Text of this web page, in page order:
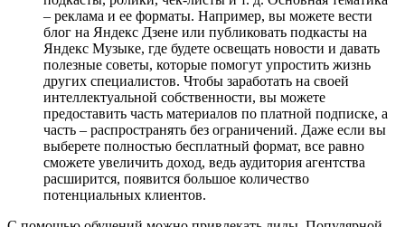
– реклама и ее форматы. Например, вы можете вести
блог на Яндекс Дзене или публиковать подкасты на
Яндекс Музыке, где будете освещать новости и давать
полезные советы, которые помогут упростить жизнь
других специалистов. Чтобы заработать на своей
интеллектуальной собственности, вы можете
предоставить часть материалов по платной подписке, а
часть – распространять без ограничений. Даже если вы
выберете полностью бесплатный формат, все равно
сможете увеличить доход, ведь аудитория агентства
расширится, появится большое количество
потенциальных клиентов.